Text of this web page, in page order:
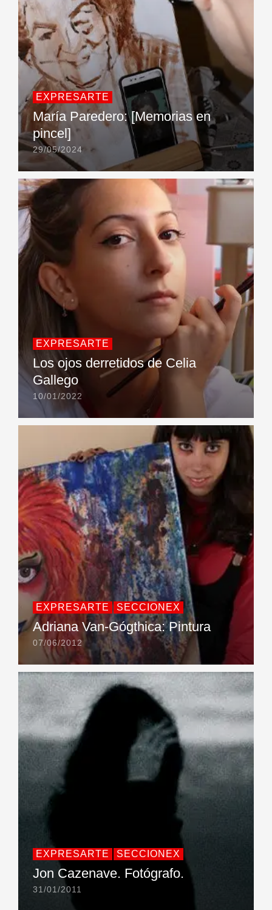
EXPRESARTE
María Paredero: [Memorias en
pincel]
29/05/2024
EXPRESARTE
Los ojos derretidos de Celia
Gallego
10/01/2022
EXPRESARTE SECCIONEX
Adriana Van-Gógthica: Pintura
07/06/2012
EXPRESARTE SECCIONEX
Jon Cazenave. Fotógrafo.
31/01/2011